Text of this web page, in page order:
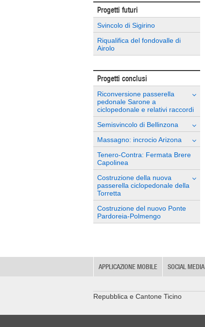
Progetti futuri
Svincolo di Sigirino
Riqualifica del fondovalle di
Airolo
Progetti conclusi
Riconversione passerella
pedonale Sarone a
ciclopedonale e relativi raccordi
Semisvincolo di Bellinzona
Massagno: incrocio Arizona
Tenero-Contra: Fermata Brere
Capolinea
Costruzione della nuova
passerella ciclopedonale della
Torretta
Costruzione del nuovo Ponte
Pardoreia-Polmengo
APPLICAZIONE MOBILE SOCIAL MEDIA
Repubblica e Cantone Ticino